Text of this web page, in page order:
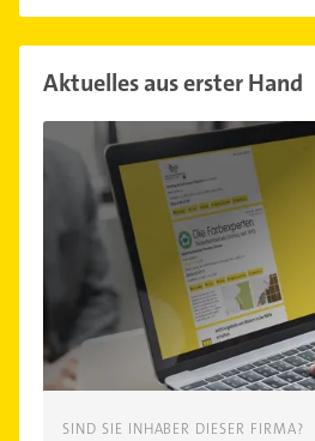
Aktuelles aus erster Hand
SIND SIE INHABER DIESER FIRMA?